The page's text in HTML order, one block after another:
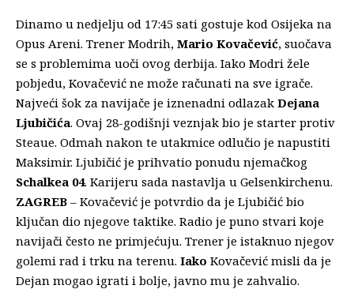
Dinamo u nedjelju od 17:45 sati gostuje kod Osijeka na
Opus Areni. Trener Modrih, Mario Kovačević, suočava
se s problemima uoči ovog derbija. Iako Modri žele
pobjedu, Kovačević ne može računati na sve igrače.
Najveći šok za navijače je iznenadni odlazak Dejana
Ljubičića. Ovaj 28-godišnji veznjak bio je starter protiv
Steaue. Odmah nakon te utakmice odlučio je napustiti
Maksimir. Ljubičić je prihvatio ponudu njemačkog
Schalkea 04. Karijeru sada nastavlja u Gelsenkirchenu.
ZAGREB – Kovačević je potvrdio da je Ljubičić bio
ključan dio njegove taktike. Radio je puno stvari koje
navijači često ne primjećuju. Trener je istaknuo njegov
golemi rad i trku na terenu. Iako Kovačević misli da je
Dejan mogao igrati i bolje, javno mu je zahvalio.